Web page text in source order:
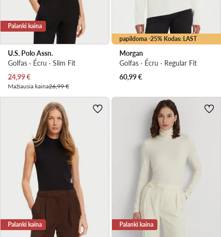
Palanki kaina
U.S. Polo Assn.
Golfas · Écru · Slim Fit
Dabartinė kaina
24,99€
Mažiausia kaina26,99 €
papildoma -25% Kodas: LAST
Morgan
Golfas · Écru · Regular Fit
60,99€
Palanki kaina Palanki kaina